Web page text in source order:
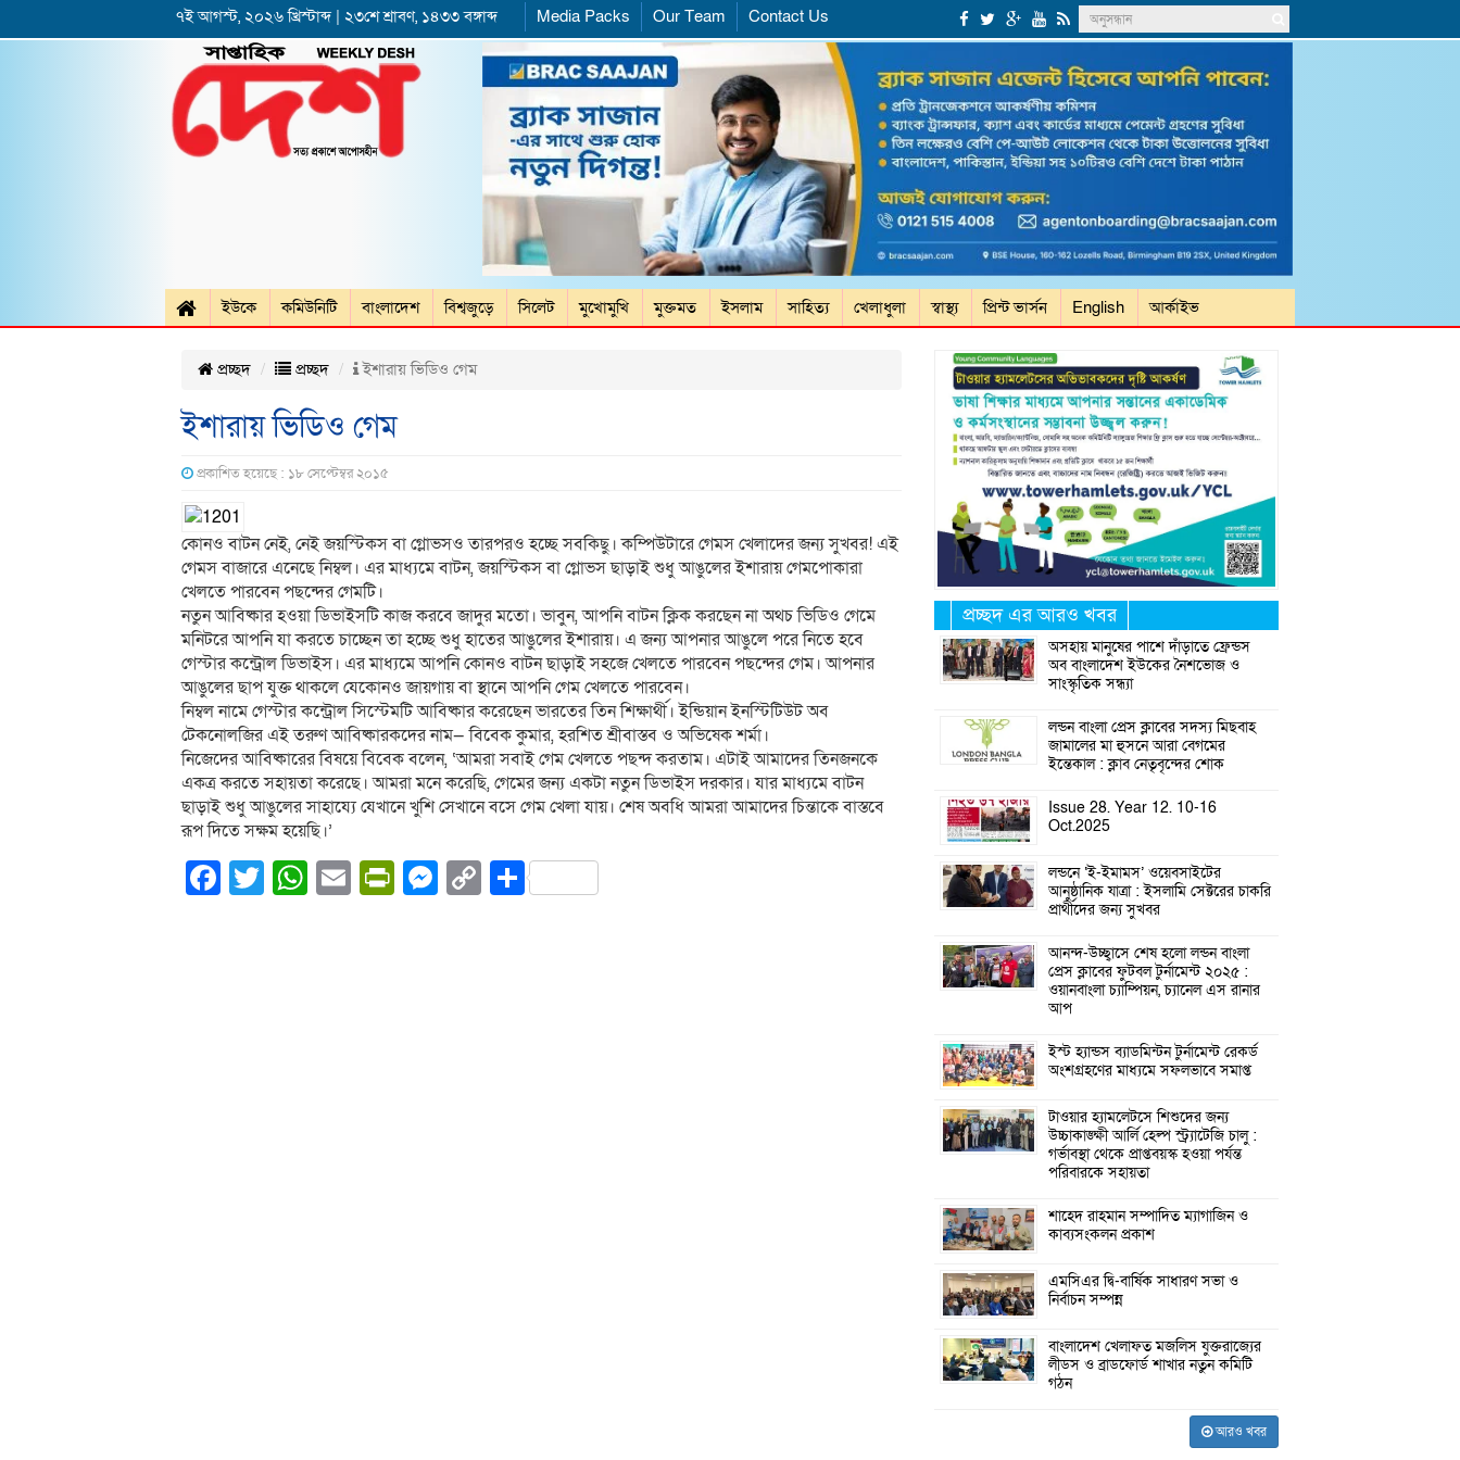
৭ই আগস্ট, ২০২৬ খ্রিস্টাব্দ | ২৩শে শ্রাবণ, ১৪৩৩ বঙ্গাব্দ Media Packs Our Team Contact Us
ইউকে কমিউনিটি বাংলাদেশ বিশ্বজুড়ে সিলেট মুখোমুখি মুক্তমত ইসলাম সাহিত্য খেলাধুলা স্বাস্থ্য প্রিন্ট ভার্সন English আর্কাইভ
প্রচ্ছদ প্রচ্ছদ ইশারায় ভিডিও গেম
ইশারায় ভিডিও গেম
প্রকাশিত হয়েছে : ১৮ সেপ্টেম্বর ২০১৫
কোনও বাটন নেই, নেই জয়স্টিকস বা গ্লোভসও তারপরও হচ্ছে সবকিছু। কম্পিউটারে গেমস খেলাদের জন্য সুখবর! এই
গেমস বাজারে এনেছে নিম্বল। এর মাধ্যমে বাটন, জয়স্টিকস বা গ্লোভস ছাড়াই শুধু আঙুলের ইশারায় গেমপোকারা
খেলতে পারবেন পছন্দের গেমটি।
নতুন আবিষ্কার হওয়া ডিভাইসটি কাজ করবে জাদুর মতো। ভাবুন, আপনি বাটন ক্লিক করছেন না অথচ ভিডিও গেমে
মনিটরে আপনি যা করতে চাচ্ছেন তা হচ্ছে শুধু হাতের আঙুলের ইশারায়। এ জন্য আপনার আঙুলে পরে নিতে হবে
গেস্টার কন্ট্রোল ডিভাইস। এর মাধ্যমে আপনি কোনও বাটন ছাড়াই সহজে খেলতে পারবেন পছন্দের গেম। আপনার
আঙুলের ছাপ যুক্ত থাকলে যেকোনও জায়গায় বা স্থানে আপনি গেম খেলতে পারবেন।
নিম্বল নামে গেস্টার কন্ট্রোল সিস্টেমটি আবিষ্কার করেছেন ভারতের তিন শিক্ষার্থী। ইন্ডিয়ান ইনস্টিটিউট অব
টেকনোলজির এই তরুণ আবিষ্কারকদের নাম— বিবেক কুমার, হরশিত শ্রীবাস্তব ও অভিষেক শর্মা।
নিজেদের আবিষ্কারের বিষয়ে বিবেক বলেন, ‘আমরা সবাই গেম খেলতে পছন্দ করতাম। এটাই আমাদের তিনজনকে
একত্র করতে সহায়তা করেছে। আমরা মনে করেছি, গেমের জন্য একটা নতুন ডিভাইস দরকার। যার মাধ্যমে বাটন
ছাড়াই শুধু আঙুলের সাহায্যে যেখানে খুশি সেখানে বসে গেম খেলা যায়। শেষ অবধি আমরা আমাদের চিন্তাকে বাস্তবে
রূপ দিতে সক্ষম হয়েছি।’
Facebook
Twitter
WhatsApp
EmailPrintFriendly
Messenger
CopyShare
প্রচ্ছদ এর আরও খবর
অসহায় মানুষের পাশে দাঁড়াতে ফ্রেন্ডস
অব বাংলাদেশ ইউকের নৈশভোজ ও
সাংস্কৃতিক সন্ধ্যা
লন্ডন বাংলা প্রেস ক্লাবের সদস্য মিছবাহ
জামালের মা হুসনে আরা বেগমের
ইন্তেকাল : ক্লাব নেতৃবৃন্দের শোক
Issue 28. Year 12. 10-16
Oct.2025
লন্ডনে ‘ই-ইমামস’ ওয়েবসাইটের
আনুষ্ঠানিক যাত্রা : ইসলামি সেক্টরের চাকরি
প্রার্থীদের জন্য সুখবর
আনন্দ-উচ্ছ্বাসে শেষ হলো লন্ডন বাংলা
প্রেস ক্লাবের ফুটবল টুর্নামেন্ট ২০২৫ :
ওয়ানবাংলা চ্যাম্পিয়ন, চ্যানেল এস রানার
আপ
ইস্ট হ্যান্ডস ব্যাডমিন্টন টুর্নামেন্ট রেকর্ড
অংশগ্রহণের মাধ্যমে সফলভাবে সমাপ্ত
টাওয়ার হ্যামলেটসে শিশুদের জন্য
উচ্চাকাঙ্ক্ষী আর্লি হেল্প স্ট্র্যাটেজি চালু :
গর্ভাবস্থা থেকে প্রাপ্তবয়স্ক হওয়া পর্যন্ত
পরিবারকে সহায়তা
শাহেদ রাহমান সম্পাদিত ম্যাগাজিন ও
কাব্যসংকলন প্রকাশ
এমসিএর দ্বি-বার্ষিক সাধারণ সভা ও
নির্বাচন সম্পন্ন
বাংলাদেশ খেলাফত মজলিস যুক্তরাজ্যের
লীডস ও ব্রাডফোর্ড শাখার নতুন কমিটি
গঠন
আরও খবর